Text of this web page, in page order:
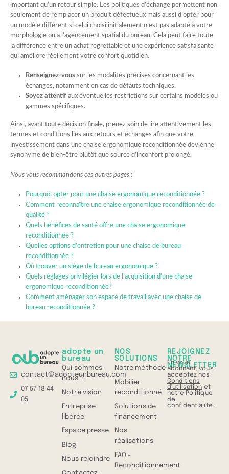
important qu’un retour simple. Les politiques d’échange permettent non
seulement de remplacer un produit défectueux mais aussi d’opter pour
un modèle différent si celui choisi initialement n’est pas adapté à votre
morphologie ou à l’agencement spatial du bureau. Cela peut faire toute
la différence entre un achat regrettable et une expérience satisfaisante
qui améliore réellement votre confort quotidien.
Renseignez-voussur les modalités précises concernant les
échanges, notamment en cas de défauts techniques.
Soyez attentifaux éventuelles restrictions sur certains modèles ou
gammes spécifiques.
Ainsi, avant toute décision finale, prenez soin de lire attentivement les
termes et conditions liés aux retours et échanges afin que votre
investissement dans une chaise ergonomique reconditionnée devienne
synonyme de bien-être plutôt que source d’inconfort prolongé.
Nous vous recommandons ces autres pages :
Pourquoi opter pour une chaise ergonomique reconditionnée ?
Comment reconnaître une chaise ergonomique reconditionnée de
qualité ?
Quels bénéfices de santé offre une chaise ergonomique
reconditionnée ?
Quelles options d’entretien pour une chaise de bureau
reconditionnée ?
Où trouver un siège de bureau ergonomique ?
Quels réglages privilégier lors de l’acquisition d’une chaise
ergonomique reconditionnée?
Comment aménager son espace de travail avec une chaise de
bureau reconditionnée ?
contact@adopteunbureau.com
07 57 18 44
05
adopte un
bureau
Qui sommes-
nous ?
Notre vision
Entreprise
libérée
Espace presse
Blog
Nous rejoindre
NOS
SOLUTIONS
Notre méthode
Mobilier
reconditionné
Solutions de
financement
Nos
réalisations
FAQ -
Reconditionnement
REJOIGNEZ
NOTRE
NEWSLETTER
En vous
abonnant, vous
acceptez nos
Conditions
d'utilisation et
notre Politique
de
confidentialité.